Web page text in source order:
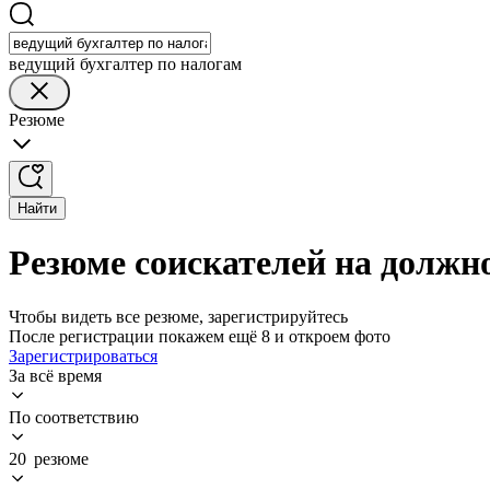
ведущий бухгалтер по налогам
Резюме
Найти
Резюме соискателей на
Чтобы видеть все резюме, зарегистрируйтесь
После регистрации покажем ещё 8 и откроем фото
Зарегистрироваться
За всё время
По соответствию
20 резюме